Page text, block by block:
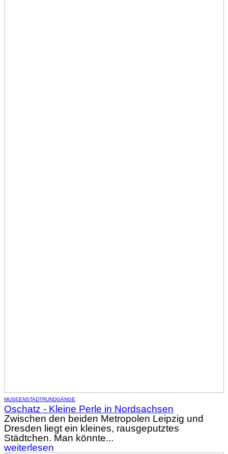
MUSEENSTADTRUNDGÄNGE
Oschatz - Kleine Perle in Nordsachsen
Zwischen den beiden Metropolen Leipzig und
Dresden liegt ein kleines, rausgeputztes
Städtchen. Man könnte...
weiterlesen